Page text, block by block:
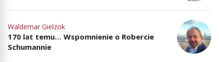
Waldemar Gielzok
170 lat temu… Wspomnienie o Robercie
Schumannie